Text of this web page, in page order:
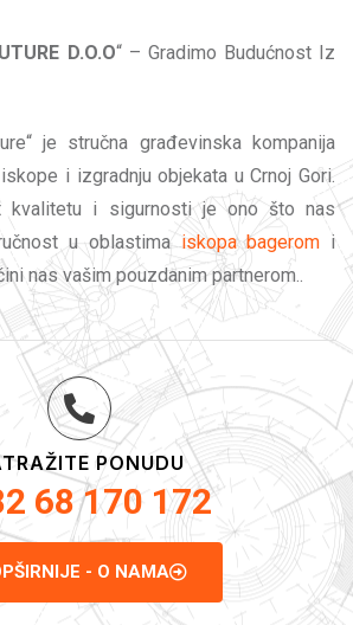
D.O.O“ – Gradimo Budućnost Iz
je stručna građevinska kompanija
i izgradnju objekata u Crnoj Gori.
kvalitetu i sigurnosti je ono što nas
u oblastimaiskopa bagerom i
nas vašim pouzdanim partnerom..
PONUDU
68 170 172
- O NAMA